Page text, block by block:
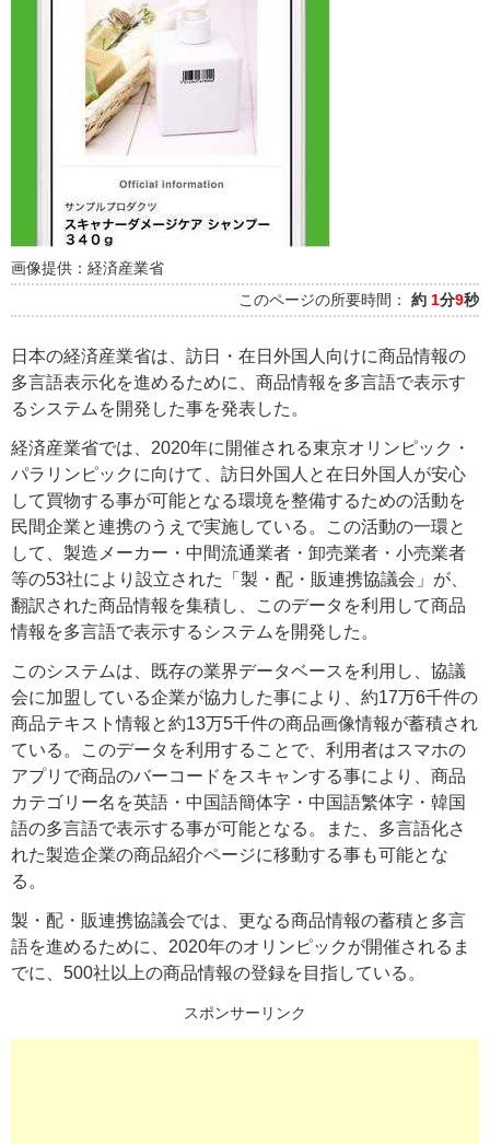
画像提供：経済産業省
このページの所要時間： 約 1分9秒
日本の経済産業省は、訪日・在日外国人向けに商品情報の
多言語表示化を進めるために、商品情報を多言語で表示す
るシステムを開発した事を発表した。
経済産業省では、2020年に開催される東京オリンピック・
パラリンピックに向けて、訪日外国人と在日外国人が安心
して買物する事が可能となる環境を整備するための活動を
民間企業と連携のうえで実施している。この活動の一環と
して、製造メーカー・中間流通業者・卸売業者・小売業者
等の53社により設立された「製・配・販連携協議会」が、
翻訳された商品情報を集積し、このデータを利用して商品
情報を多言語で表示するシステムを開発した。
このシステムは、既存の業界データベースを利用し、協議
会に加盟している企業が協力した事により、約17万6千件の
商品テキスト情報と約13万5千件の商品画像情報が蓄積され
ている。このデータを利用することで、利用者はスマホの
アプリで商品のバーコードをスキャンする事により、商品
カテゴリー名を英語・中国語簡体字・中国語繁体字・韓国
語の多言語で表示する事が可能となる。また、多言語化さ
れた製造企業の商品紹介ページに移動する事も可能とな
る。
製・配・販連携協議会では、更なる商品情報の蓄積と多言
語を進めるために、2020年のオリンピックが開催されるま
でに、500社以上の商品情報の登録を目指している。
スポンサーリンク